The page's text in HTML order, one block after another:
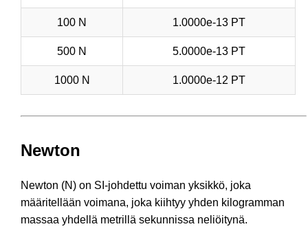
100 N 1.0000e-13 PT
500 N 5.0000e-13 PT
1000 N 1.0000e-12 PT
Newton
Newton (N) on SI-johdettu voiman yksikkö, joka
määritellään voimana, joka kiihtyy yhden kilogramman
massaa yhdellä metrillä sekunnissa neliöitynä.